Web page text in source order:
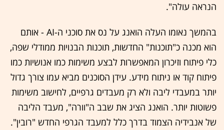
הנראה עולה".
בהמשך נאומו העלה הואנג על נס את סוכני ה-AI - אותם
הוא מכנה כ"תוכנות" החדשות, תוכנות הבנויות ממודלי שפה,
כלי פיתוח וזיכרון המאפשרות לבצע משימות כמו אנושיות כמו
פיתוח קוד או ניתוח מידע. עידן הסוכנים מביא עמו צורך גדול
יותר במעבדי ליבה ולא רק מעבדים גרפיים, לחישוב משימות
פשוטות יותר. הואנג הציג את שבב ה"וורה", מעבד הליבה
של אנבידיה הצמוד בדרך כלל למעבד הגרפי החדש "רובין".